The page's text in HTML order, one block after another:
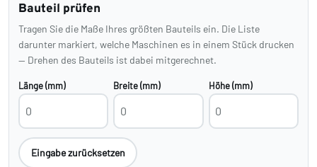
Bauteil prüfen
Tragen Sie die Maße Ihres größten Bauteils ein. Die Liste
darunter markiert, welche Maschinen es in einem Stück drucken
— Drehen des Bauteils ist dabei mitgerechnet.
Länge (mm) Breite (mm) Höhe (mm)
Eingabe zurücksetzen